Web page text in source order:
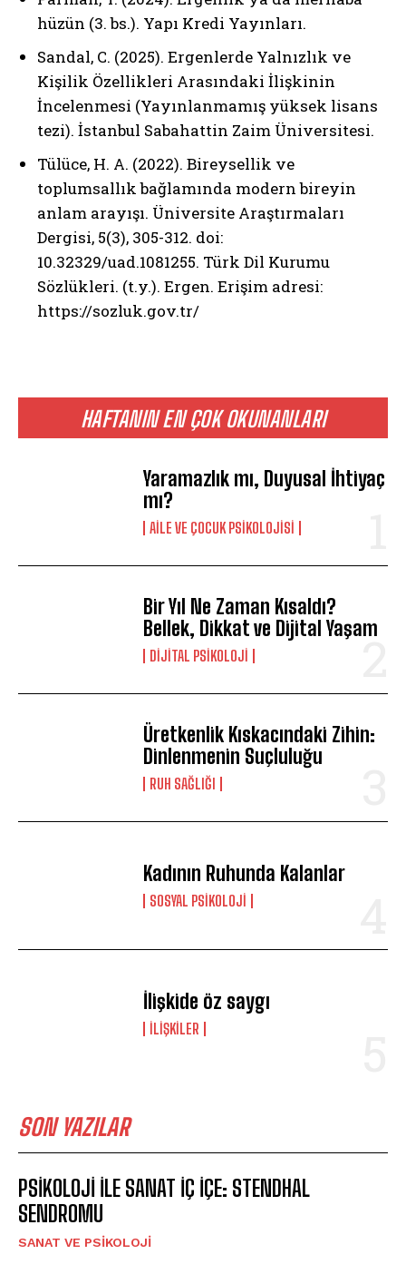
HAFTANIN EN ÇOK OKUNANLARI
Yaramazlık mı, Duyusal İhtiyaç
mı?
AILE VE ÇOCUK PSIKOLOJISI
Bir Yıl Ne Zaman Kısaldı?
Bellek, Dikkat ve Dijital Yaşam
DIJITAL PSIKOLOJI
Üretkenlik Kıskacındaki Zihin:
Dinlenmenin Suçluluğu
⁠RUH SAĞLIĞI
Kadının Ruhunda Kalanlar
SOSYAL PSIKOLOJI
İlişkide öz saygı
İLIŞKILER
SON YAZILAR
PSİKOLOJİ İLE SANAT İÇ İÇE: STENDHAL
SENDROMU
SANAT VE PSIKOLOJI
hüzün (3. bs.). Yapı Kredi Yayınları.
Sandal, C. (2025). Ergenlerde Yalnızlık ve
Kişilik Özellikleri Arasındaki İlişkinin
İncelenmesi (Yayınlanmamış yüksek lisans
tezi). İstanbul Sabahattin Zaim Üniversitesi.
Tülüce, H. A. (2022). Bireysellik ve
toplumsallık bağlamında modern bireyin
anlam arayışı. Üniversite Araştırmaları
Dergisi, 5(3), 305-312. doi:
10.32329/uad.1081255. Türk Dil Kurumu
Sözlükleri. (t.y.). Ergen. Erişim adresi:
https://sozluk.gov.tr/